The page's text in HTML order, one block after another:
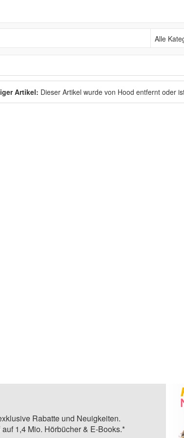
Alle
Artikel: Dieser Artikel wurde von Hood entfernt oder
Rabatte und Neuigkeiten.
1,4 Mio. Hörbücher & E-Books.*